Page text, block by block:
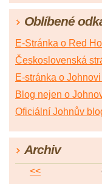
Oblíbené
E-Stránka o Red
Československá
E-stránka o
Blog nejen o
Oficiální Johnův
Archiv
<<